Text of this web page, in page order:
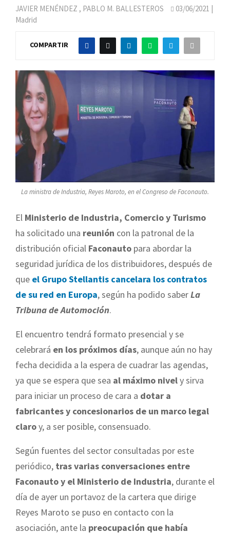
JAVIER MENÉNDEZ , PABLO M. BALLESTEROS 03/06/2021 |
Madrid
COMPARTIR
La ministra de Industria, Reyes Maroto, en el Congreso de Faconauto.
El Ministerio de Industria, Comercio y Turismo
ha solicitado una reunión con la patronal de la
distribución oficial Faconauto para abordar la
seguridad jurídica de los distribuidores, después de
que el Grupo Stellantis cancelara los contratos
de su red en Europa, según ha podido saberLa
Tribuna de Automoción.
El encuentro tendrá formato presencial y se
celebrará en los próximos días, aunque aún no hay
fecha decidida a la espera de cuadrar las agendas,
ya que se espera que sea al máximo nively sirva
para iniciar un proceso de cara a dotar a
fabricantes y concesionarios de un marco legal
claroy, a ser posible, consensuado.
Según fuentes del sector consultadas por este
periódico, tras varias conversaciones entre
Faconauto y el Ministerio de Industria, durante el
día de ayer un portavoz de la cartera que dirige
Reyes Maroto se puso en contacto con la
asociación, ante la preocupación que había